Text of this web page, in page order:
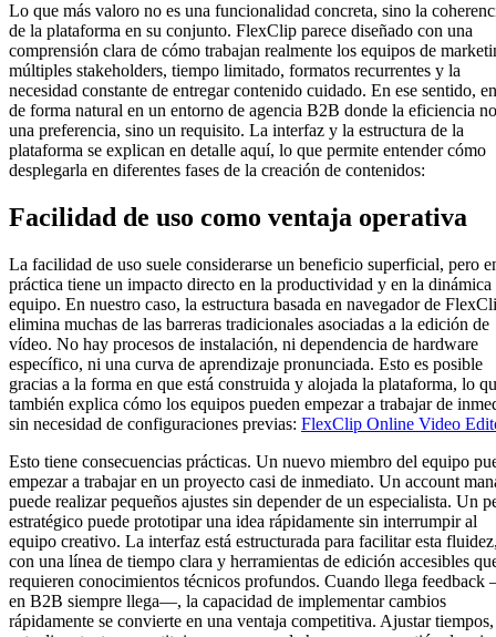
Lo que más valoro no es una funcionalidad concreta, sino la
de la plataforma en su conjunto. FlexClip parece diseñado con una
comprensión clara de cómo trabajan realmente los equipos de
múltiples stakeholders, tiempo limitado, formatos recurrentes y la
necesidad constante de entregar contenido cuidado. En ese sentido,
de forma natural en un entorno de agencia B2B donde la eficiencia
una preferencia, sino un requisito. La interfaz y la estructura de la
plataforma se explican en detalle aquí, lo que permite entender cómo
desplegarla en diferentes fases de la creación de contenidos:
Facilidad de uso como ventaja operativa
La facilidad de uso suele considerarse un beneficio superficial, pero
práctica tiene un impacto directo en la productividad y en la dinámica
equipo. En nuestro caso, la estructura basada en navegador de
elimina muchas de las barreras tradicionales asociadas a la edición de
vídeo. No hay procesos de instalación, ni dependencia de hardware
específico, ni una curva de aprendizaje pronunciada. Esto es posible
gracias a la forma en que está construida y alojada la plataforma, lo
también explica cómo los equipos pueden empezar a trabajar de
sin necesidad de configuraciones previas: FlexClip Online Video
Esto tiene consecuencias prácticas. Un nuevo miembro del equipo
empezar a trabajar en un proyecto casi de inmediato. Un account
puede realizar pequeños ajustes sin depender de un especialista. Un
estratégico puede prototipar una idea rápidamente sin interrumpir al
equipo creativo. La interfaz está estructurada para facilitar esta
con una línea de tiempo clara y herramientas de edición accesibles
requieren conocimientos técnicos profundos. Cuando llega
en B2B siempre llega—, la capacidad de implementar cambios
rápidamente se convierte en una ventaja competitiva. Ajustar tiempos,